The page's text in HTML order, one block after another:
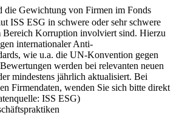
die Gewichtung von Firmen im Fonds
ISS ESG in schwere oder sehr schwere
Bereich Korruption involviert sind. Hierzu
internationaler Anti-
wie u.a. die UN-Konvention gegen
werden bei relevanten neuen
mindestens jährlich aktualisiert. Bei
Firmendaten, wenden Sie sich bitte direkt
ISS ESG)